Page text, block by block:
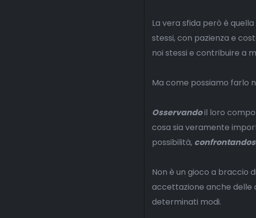
La vera sfida però è
stessi, con pazienza e
noi stessi e contribuire a
Ma come possiamo farlo
Osservandoil loro
cosa sia veramente
possibilità,
Non è un gioco a braccio
accettazione anche delle
determinati modi.